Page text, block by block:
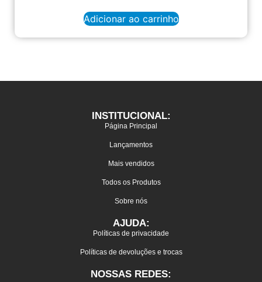
Adicionar ao carrinho
INSTITUCIONAL:
Página Principal
Lançamentos
Mais vendidos
Todos os Produtos
Sobre nós
AJUDA:
Políticas de privacidade
Políticas de devoluções e trocas
NOSSAS REDES: